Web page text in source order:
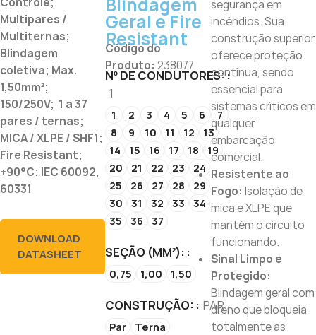
Multipares /
Multiternas;
Blindagem
coletiva; Max.
1,50mm²;
150/250V; 1 a 37
pares / ternas;
MICA / XLPE / SHF1;
Fire Resistant;
+90°C; IEC 60092,
60331
DOWNLOAD
DATASHEET
Blindagem
Geral e Fire
Resistant
Código do
Produto: 238077
Nº DE CONDUTORES:
1
1 2 3 4 5 6
7
8
9 10 11 12
13
14
15 16 17 18
19
20
21 22 23
24
25
26 27 28
29
30
31 32 33
34
35
36 37
SEÇÃO (MM²):
0,75 1,00 1,50
CONSTRUÇÃO: PAR
Par Terna
segurança em
incêndios. Sua
construção superior
oferece proteção
contínua, sendo
essencial para
sistemas críticos em
qualquer
embarcação
comercial.
Resistente ao
Fogo: Isolação de
mica e XLPE que
mantém o circuito
funcionando.
Sinal Limpo e
Protegido:
Blindagem geral com
dreno que bloqueia
totalmente as